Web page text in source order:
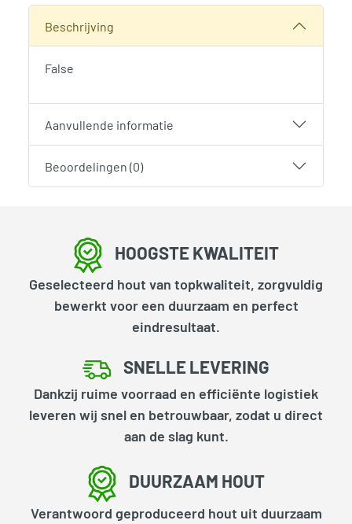
Beschrijving
False
Aanvullende informatie
Beoordelingen (0)
HOOGSTE KWALITEIT
Geselecteerd hout van topkwaliteit, zorgvuldig
bewerkt voor een duurzaam en perfect
eindresultaat.
SNELLE LEVERING
Dankzij ruime voorraad en efficiënte logistiek
leveren wij snel en betrouwbaar, zodat u direct
aan de slag kunt.
DUURZAAM HOUT
Verantwoord geproduceerd hout uit duurzaam